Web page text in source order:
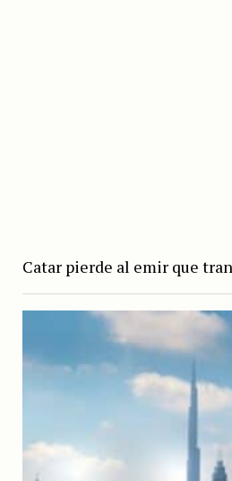
Catar pierde al emir que